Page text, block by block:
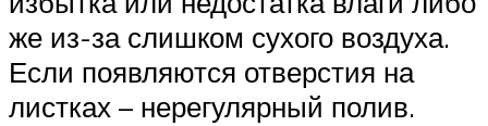
же из-за слишком сухого воздуха.
Если появляются отверстия на
листках – нерегулярный полив.